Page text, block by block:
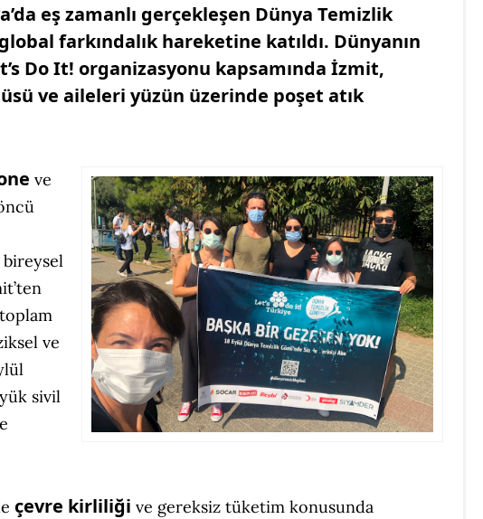
eş zamanlı gerçekleşen Dünya Temizlik
farkındalık hareketine katıldı. Dünyanın
Do It! organizasyonu kapsamında İzmit,
ve aileleri yüzün üzerinde poşet atık
ve
bireysel
ve
sivil
çevre kirliliği ve gereksiz tüketim konusunda